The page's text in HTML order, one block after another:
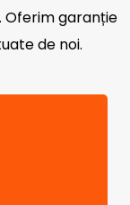
Oferim garanție
de noi.